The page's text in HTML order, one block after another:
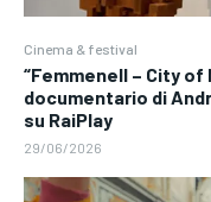
Cinema & festival
“Femmenell – City
documentario di
su RaiPlay
29/06/2026